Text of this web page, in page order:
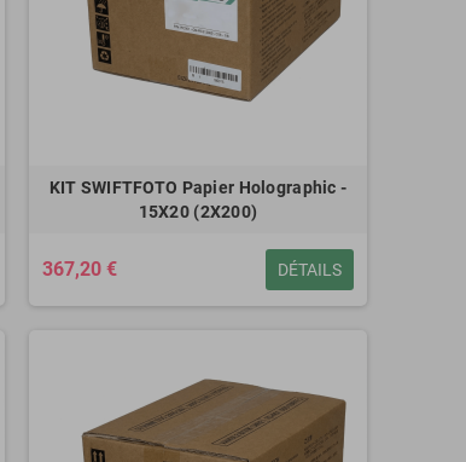
KIT SWIFTFOTO Papier Holographic -
15X20 (2X200)
367,20 € DÉTAILS